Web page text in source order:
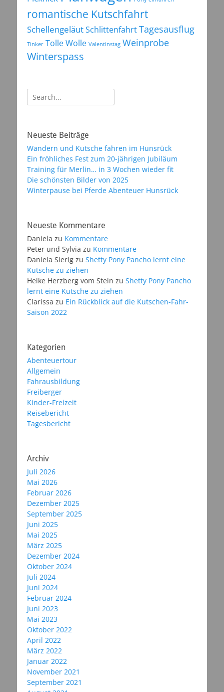
romantische Kutschfahrt
SchellengeläutSchlittenfahrtTagesausflug
Tinker Tolle Wolle Valentinstag Weinprobe
Winterspass
Suchen
nach:
Neueste Beiträge
Wandern und Kutsche fahren im Hunsrück
Ein fröhliches Fest zum 20-jährigen Jubiläum
Training für Merlin… in 3 Wochen wieder fit
Die schönsten Bilder von 2025
Winterpause bei Pferde Abenteuer Hunsrück
Neueste Kommentare
Daniela zu Kommentare
Peter und Sylvia zu Kommentare
Daniela Sierig zu Shetty Pony Pancho lernt eine
Kutsche zu ziehen
Heike Herzberg vom Stein zu Shetty Pony Pancho
lernt eine Kutsche zu ziehen
Clarissa zu Ein Rückblick auf die Kutschen-Fahr-
Saison 2022
Kategorien
Abenteuertour
Allgemein
Fahrausbildung
Freiberger
Kinder-Freizeit
Reisebericht
Tagesbericht
Archiv
Juli 2026
Mai 2026
Februar 2026
Dezember 2025
September 2025
Juni 2025
Mai 2025
März 2025
Dezember 2024
Oktober 2024
Juli 2024
Juni 2024
Februar 2024
Juni 2023
Mai 2023
Oktober 2022
April 2022
März 2022
Januar 2022
November 2021
September 2021